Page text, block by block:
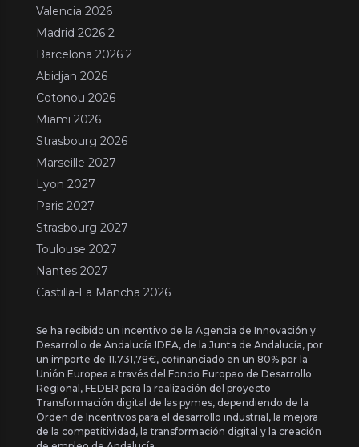
Valencia 2026
Madrid 2026 2
Barcelona 2026 2
Abidjan 2026
Cotonou 2026
Miami 2026
Strasbourg 2026
Marseille 2027
Lyon 2027
Paris 2027
Strasbourg 2027
Toulouse 2027
Nantes 2027
Castilla-La Mancha 2026
Se ha recibido un incentivo de la Agencia de Innovación y
Desarrollo de Andalucía IDEA, de la Junta de Andalucía, por
un importe de 11.731,78€, cofinanciado en un 80% por la
Unión Europea a través del Fondo Europeo de Desarrollo
Regional, FEDER para la realización del proyecto
Transformación digital de las pymes, dependiendo de la
Orden de Incentivos para el desarrollo industrial, la mejora
de la competitividad, la transformación digital y la creación